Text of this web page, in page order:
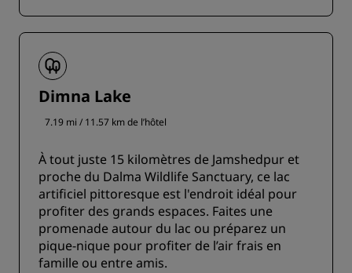
Dimna Lake
7.19 mi / 11.57 km de l’hôtel
À tout juste 15 kilomètres de Jamshedpur et
proche du Dalma Wildlife Sanctuary, ce lac
artificiel pittoresque est l'endroit idéal pour
profiter des grands espaces. Faites une
promenade autour du lac ou préparez un
pique-nique pour profiter de l’air frais en
famille ou entre amis.